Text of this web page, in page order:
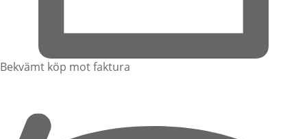
Bekvämt köp mot faktura